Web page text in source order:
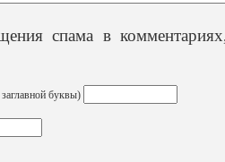
спама в
буквы)